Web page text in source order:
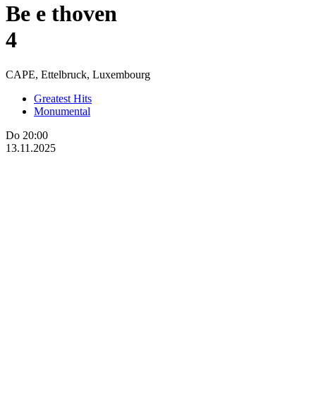
Be e thoven
4
CAPE, Ettelbruck, Luxembourg
Greatest Hits
Monumental
Do 20:00
13.11.2025